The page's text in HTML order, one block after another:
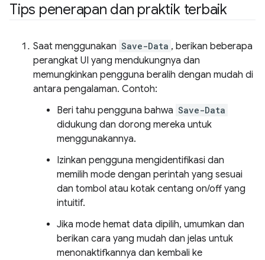
Tips penerapan dan praktik terbaik
Saat menggunakan Save-Data , berikan beberapa
perangkat UI yang mendukungnya dan
memungkinkan pengguna beralih dengan mudah di
antara pengalaman. Contoh:
Beri tahu pengguna bahwa Save-Data
didukung dan dorong mereka untuk
menggunakannya.
Izinkan pengguna mengidentifikasi dan
memilih mode dengan perintah yang sesuai
dan tombol atau kotak centang on/off yang
intuitif.
Jika mode hemat data dipilih, umumkan dan
berikan cara yang mudah dan jelas untuk
menonaktifkannya dan kembali ke